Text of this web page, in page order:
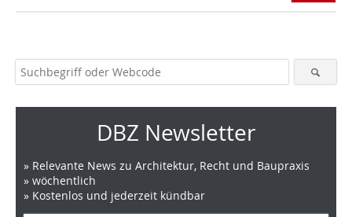
DBZ Newsletter
» Relevante News zu Architektur, Recht und Baupraxis
» wöchentlich
» Kostenlos und jederzeit kündbar